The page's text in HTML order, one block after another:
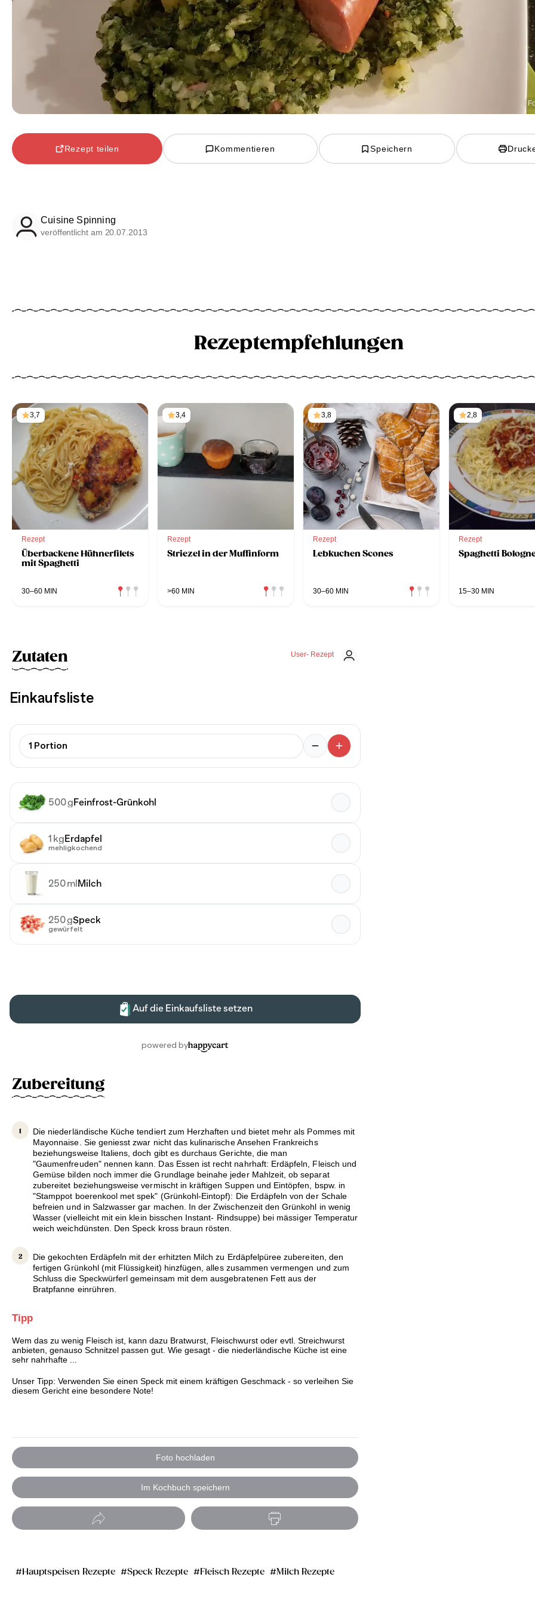
Rezept teilen Kommentieren Speichern
Cuisine Spinning
veröffentlicht am 20.07.2013
Rezeptempfehlungen
3,7
Rezept
Überbackene Hühnerfilets
mit Spaghetti
30–60 MIN
3,4
Rezept
Striezel in der Muffinform
>60 MIN
3,8
Rezept
Lebkuchen Scones
30–60 MIN
2,8
Rezept
Spaghetti
15–30 MIN
User- Rezept
Zutaten
Zubereitung
Die niederländische Küche tendiert zum Herzhaften und bietet mehr als Pommes mit
Mayonnaise. Sie geniesst zwar nicht das kulinarische Ansehen Frankreichs
beziehungsweise Italiens, doch gibt es durchaus Gerichte, die man
"Gaumenfreuden" nennen kann. Das Essen ist recht nahrhaft: Erdäpfeln, Fleisch und
Gemüse bilden noch immer die Grundlage beinahe jeder Mahlzeit, ob separat
zubereitet beziehungsweise vermischt in kräftigen Suppen und Eintöpfen, bspw. in
"Stamppot boerenkool met spek" (Grünkohl-Eintopf): Die Erdäpfeln von der Schale
befreien und in Salzwasser gar machen. In der Zwischenzeit den Grünkohl in wenig
Wasser (vielleicht mit ein klein bisschen Instant- Rindsuppe) bei mässiger Temperatur
weich weichdünsten. Den Speck kross braun rösten.
Die gekochten Erdäpfeln mit der erhitzten Milch zu Erdäpfelpüree zubereiten, den
fertigen Grünkohl (mit Flüssigkeit) hinzfügen, alles zusammen vermengen und zum
Schluss die Speckwürferl gemeinsam mit dem ausgebratenen Fett aus der
Bratpfanne einrühren.
Tipp
Wem das zu wenig Fleisch ist, kann dazu Bratwurst, Fleischwurst oder evtl. Streichwurst
anbieten, genauso Schnitzel passen gut. Wie gesagt - die niederländische Küche ist eine
sehr nahrhafte ...
Unser Tipp: Verwenden Sie einen Speck mit einem kräftigen Geschmack - so verleihen Sie
diesem Gericht eine besondere Note!
Foto hochladen
Im Kochbuch speichern
Hauptspeisen Rezepte Speck Rezepte Fleisch Rezepte Milch Rezepte